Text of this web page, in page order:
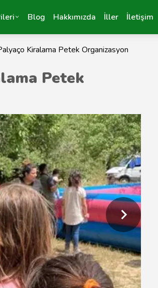
Blog Hakkımızda İller İletişim
Kiralama Petek Organizasyon
Petek